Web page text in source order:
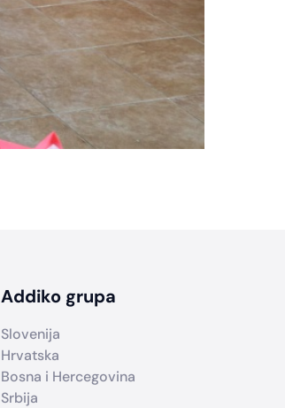
Addiko grupa
Slovenija
Hrvatska
Bosna i Hercegovina
Srbija